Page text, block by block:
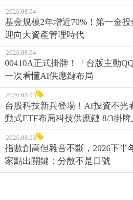
2026.08.04
基金規模2年增近70%！第一金
迎向大資產管理時代
2026.08.04
00410A正式掛牌！「台版主動
一次看懂AI供應鏈布局
2026.08.03
台股科技新兵登場！AI投資不光
動式ETF布局科技供應鏈 8/3掛
2026.08.03
指數創高但雜音不斷，2026下半
家點出關鍵：分散不是口號